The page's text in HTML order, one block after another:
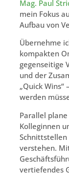
Mag. Paul
mein Fokus
Aufbau von
Übernehme
kompakten
gegenseitige
und der
„Quick
werden
Parallel
Kolleginnen
verstehen.
vertiefendes